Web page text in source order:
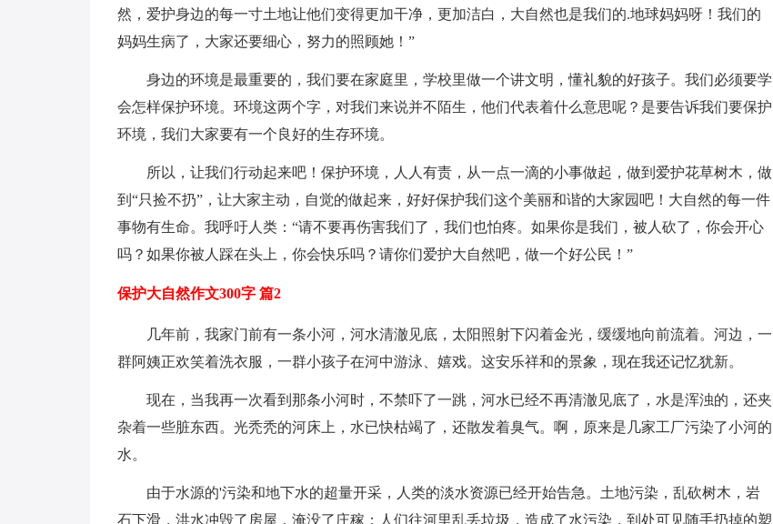
然，爱护身边的每一寸土地让他们变得更加干净，更加洁白，大自然也是我们的.地球妈妈呀！我们的
妈妈生病了，大家还要细心，努力的照顾她！”
身边的环境是最重要的，我们要在家庭里，学校里做一个讲文明，懂礼貌的好孩子。我们必须要学
会怎样保护环境。环境这两个字，对我们来说并不陌生，他们代表着什么意思呢？是要告诉我们要保护
环境，我们大家要有一个良好的生存环境。
所以，让我们行动起来吧！保护环境，人人有责，从一点一滴的小事做起，做到爱护花草树木，做
到“只捡不扔”，让大家主动，自觉的做起来，好好保护我们这个美丽和谐的大家园吧！大自然的每一件
事物有生命。我呼吁人类：“请不要再伤害我们了，我们也怕疼。如果你是我们，被人砍了，你会开心
吗？如果你被人踩在头上，你会快乐吗？请你们爱护大自然吧，做一个好公民！”
保护大自然作文300字 篇2
几年前，我家门前有一条小河，河水清澈见底，太阳照射下闪着金光，缓缓地向前流着。河边，一
群阿姨正欢笑着洗衣服，一群小孩子在河中游泳、嬉戏。这安乐祥和的景象，现在我还记忆犹新。
现在，当我再一次看到那条小河时，不禁吓了一跳，河水已经不再清澈见底了，水是浑浊的，还夹
杂着一些脏东西。光秃秃的河床上，水已快枯竭了，还散发着臭气。啊，原来是几家工厂污染了小河的
水。
由于水源的'污染和地下水的超量开采，人类的淡水资源已经开始告急。土地污染，乱砍树木，岩
石下滑，洪水冲毁了房屋，淹没了庄稼；人们往河里乱丢垃圾，造成了水污染，到处可见随手扔掉的塑